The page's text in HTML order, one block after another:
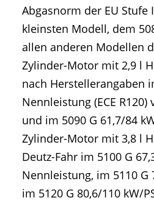
Abgasnorm der EU Stufe
kleinsten Modell, dem
allen anderen Modellen
Zylinder-Motor mit 2,9 l
nach Herstellerangaben
Nennleistung (ECE R120)
und im 5090 G 61,7/84
Zylinder-Motor mit 3,8 l
Deutz-Fahr im 5100 G
Nennleistung, im 5110 G
im 5120 G 80,6/110 kW/